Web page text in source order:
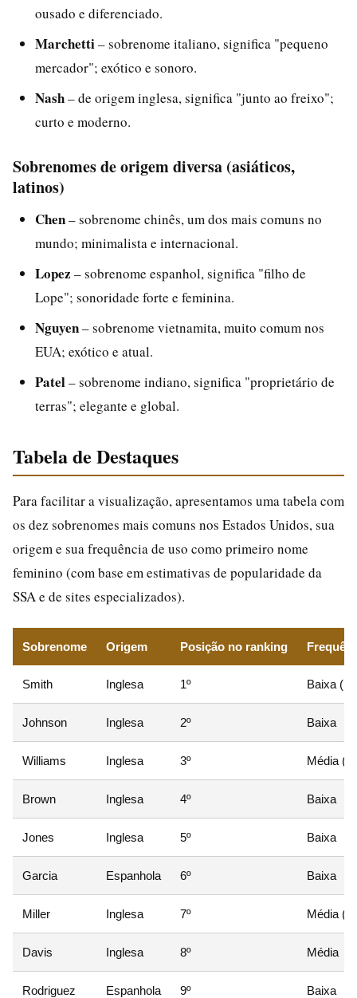
ousado e diferenciado.
Marchetti– sobrenome italiano, significa "pequeno
mercador"; exótico e sonoro.
Nash– de origem inglesa, significa "junto ao freixo";
curto e moderno.
Sobrenomes de origem diversa (asiáticos,
latinos)
Chen– sobrenome chinês, um dos mais comuns no
mundo; minimalista e internacional.
Lopez – sobrenome espanhol, significa "filho de
Lope"; sonoridade forte e feminina.
Nguyen– sobrenome vietnamita, muito comum nos
EUA; exótico e atual.
Patel– sobrenome indiano, significa "proprietário de
terras"; elegante e global.
Tabela de Destaques
Para facilitar a visualização, apresentamos uma tabela com
os dez sobrenomes mais comuns nos Estados Unidos, sua
origem e sua frequência de uso como primeiro nome
feminino (com base em estimativas de popularidade da
SSA e de sites especializados).
Sobrenome Origem Posição no ranking
Smith Inglesa 1º Baixa
Johnson Inglesa 2º Baixa
Williams Inglesa 3º Média
Brown Inglesa 4º Baixa
Jones Inglesa 5º Baixa
Garcia Espanhola 6º Baixa
Miller Inglesa 7º Média
Davis Inglesa 8º Média
Rodriguez Espanhola 9º Baixa